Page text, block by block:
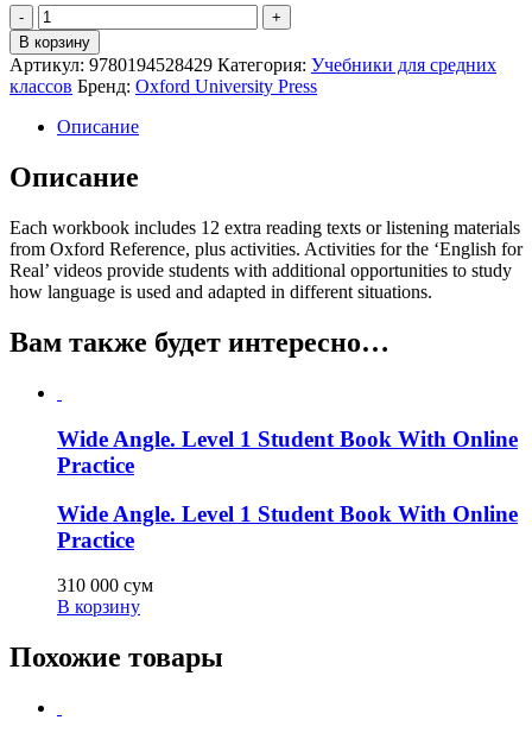
Quantity
В корзину
Артикул: 9780194528429 Категория: Учебники для средних
классов Бренд: Oxford University Press
Описание
Описание
Each workbook includes 12 extra reading texts or listening materials
from Oxford Reference, plus activities. Activities for the ‘English for
Real’ videos provide students with additional opportunities to study
how language is used and adapted in different situations.
Вам также будет интересно…
Wide Angle. Level 1 Student Book With Online
Practice
Wide Angle. Level 1 Student Book With Online
Practice
310 000 сум
В корзину
Похожие товары